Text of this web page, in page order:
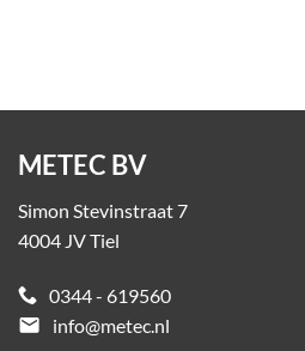
METEC BV
Simon Stevinstraat 7
4004 JV Tiel
0344 - 619560
email
info@metec.nl